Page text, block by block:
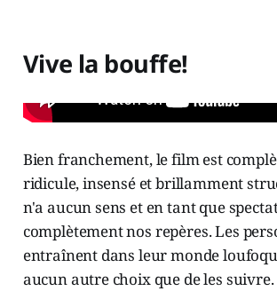
Vive la bouffe!
Bien franchement, le film est
ridicule, insensé et brillamment
n'a aucun sens et en tant que
complètement nos repères. Les
entraînent dans leur monde
aucun autre choix que de les suivre.